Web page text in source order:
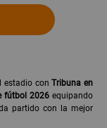
estadio conTribuna en
fútbol 2026 equipando
partido con la mejor